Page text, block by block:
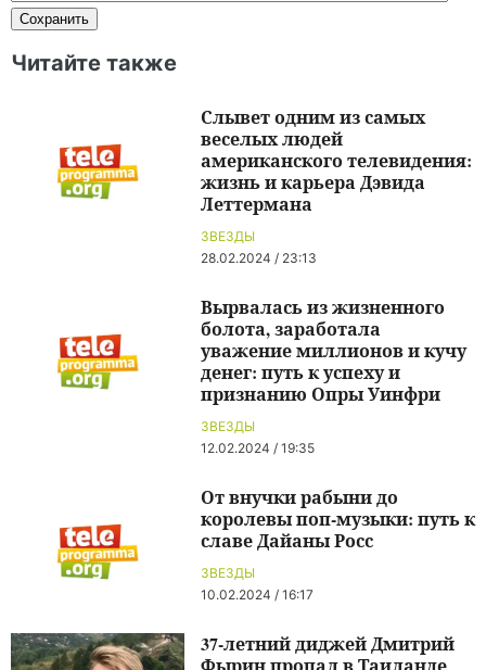
Читайте также
ЗВЕЗДЫ
28.02.2024 / 23:13
Слывет одним из самых
веселых людей
американского телевидения:
жизнь и карьера Дэвида
Леттермана
ЗВЕЗДЫ
12.02.2024 / 19:35
Вырвалась из жизненного
болота, заработала
уважение миллионов и кучу
денег: путь к успеху и
признанию Опры Уинфри
ЗВЕЗДЫ
10.02.2024 / 16:17
От внучки рабыни до
королевы поп-музыки: путь к
славе Дайаны Росс
37-летний диджей Дмитрий